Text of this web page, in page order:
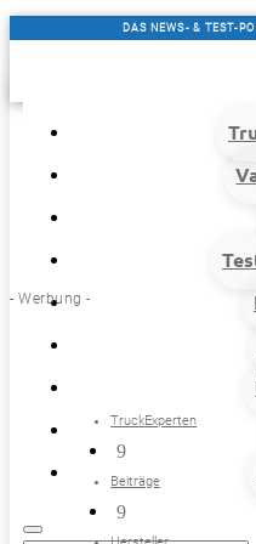
DAS NEWS- & TEST-
- Werbung -
TruckExperten
9
Beiträge
9